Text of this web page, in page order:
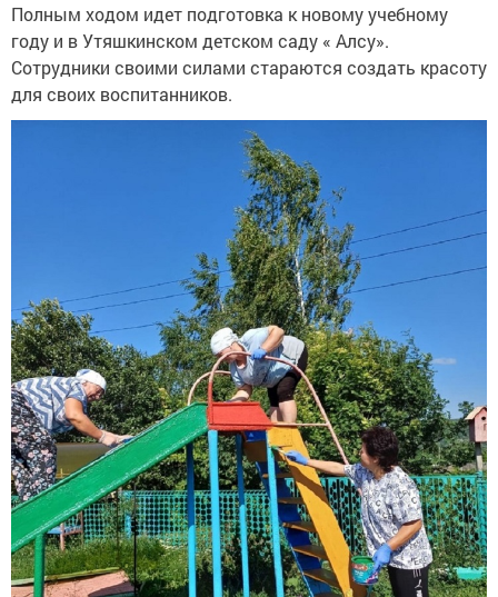
Полным ходом идет подготовка к новому учебному
году и в Утяшкинском детском саду « Алсу».
Сотрудники своими силами стараются создать красоту
для своих воспитанников.